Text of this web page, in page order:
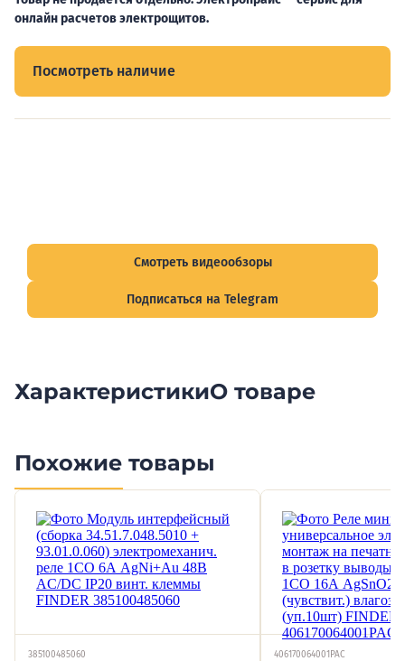
онлайн расчетов электрощитов.
Посмотреть наличие
Смотреть видеообзоры
Подписаться на Telegram
ХарактеристикиО товаре
Похожие товары
385100485060 406170064001PAC